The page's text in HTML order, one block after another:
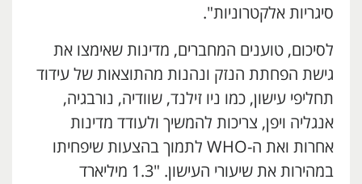
סיגריות אלקטרוניות".
לסיכום, טוענים המחברים, מדינות שאימצו את
גישת הפחתת הנזק ונהנות מהתוצאות של עידוד
תחליפי עישון, כמו ניו זילנד, שוודיה, נורבגיה,
אנגליה ויפן, צריכות להמשיך ולעודד מדינות
אחרות ואת ה-WHO לתמוך בהצעות שיפחיתו
במהירות את שיעורי העישון. "1.3 מיליארד